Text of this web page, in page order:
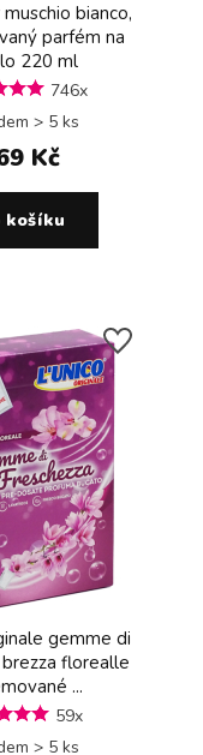
bianco,
parfém na
220 ml
746x
> 5 ks
Kč
košíku
gemme di
florealle
...
59x
> 5 ks